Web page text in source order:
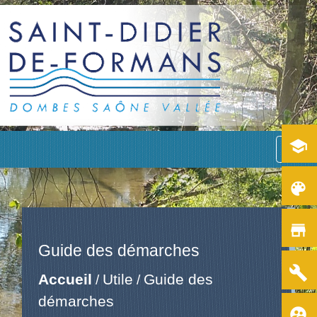
menu
Guide des démarches
Accueil / Utile / Guide des
démarches
school
color_lens
store
build